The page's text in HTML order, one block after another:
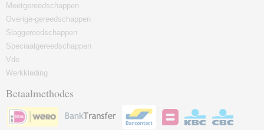
Meetgereedschappen
Overige-gereedschappen
Slaggereedschappen
Speciaalgereedschappen
Vde
Werkkleding
Betaalmethodes